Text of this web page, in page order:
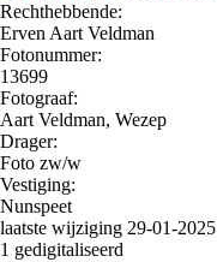
Rechthebbende:
Erven Aart Veldman
Fotonummer:
13699
Fotograaf:
Aart Veldman, Wezep
Drager:
Foto zw/w
Vestiging:
Nunspeet
laatste wijziging 29-01-2025
1 gedigitaliseerd